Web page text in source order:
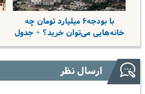
با بودجه۶ میلیارد تومان چه
خانه‌هایی می‌توان خرید؟ + جدول
ارسال نظر